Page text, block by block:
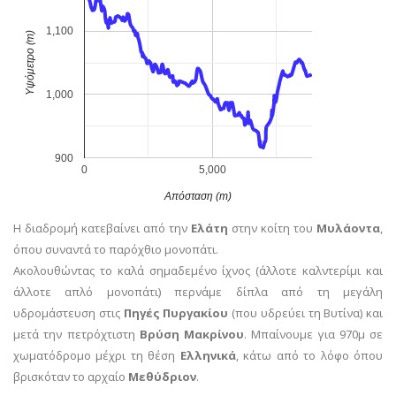
0 5,000
900
1,000
1,100
Απόσταση (m)
Υψόμετρο (m)
Η διαδρομή κατεβαίνει από την Ελάτη στην κοίτη του Μυλάοντα,
όπου συναντά το παρόχθιο μονοπάτι.
Ακολουθώντας το καλά σημαδεμένο ίχνος (άλλοτε καλντερίμι και
άλλοτε απλό μονοπάτι) περνάμε δίπλα από τη μεγάλη
υδρομάστευση στις Πηγές Πυργακίου (που υδρεύει τη Βυτίνα) και
μετά την πετρόχτιστη Βρύση Μακρίνου. Μπαίνουμε για 970μ σε
χωματόδρομο μέχρι τη θέση Ελληνικά, κάτω από το λόφο όπου
βρισκόταν το αρχαίο Μεθύδριον.